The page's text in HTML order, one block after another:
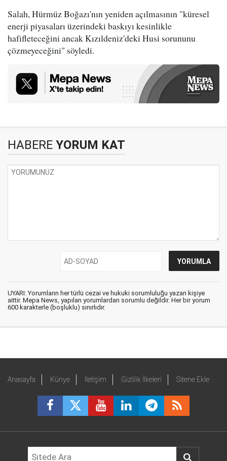
Salah, Hürmüz Boğazı'nın yeniden açılmasının "küresel
enerji piyasaları üzerindeki baskıyı kesinlikle
hafifleteceğini ancak Kızıldeniz'deki Husi sorununu
çözmeyeceğini" söyledi.
HABERE YORUM KAT
UYARI: Yorumların her türlü cezai ve hukuki sorumluluğu yazan kişiye
aittir. Mepa News, yapılan yorumlardan sorumlu değildir. Her bir yorum
600 karakterle (boşluklu) sınırlıdır.
Anasayfa Künye İletişim Gizlilik İlkeleri Sitene Ekle